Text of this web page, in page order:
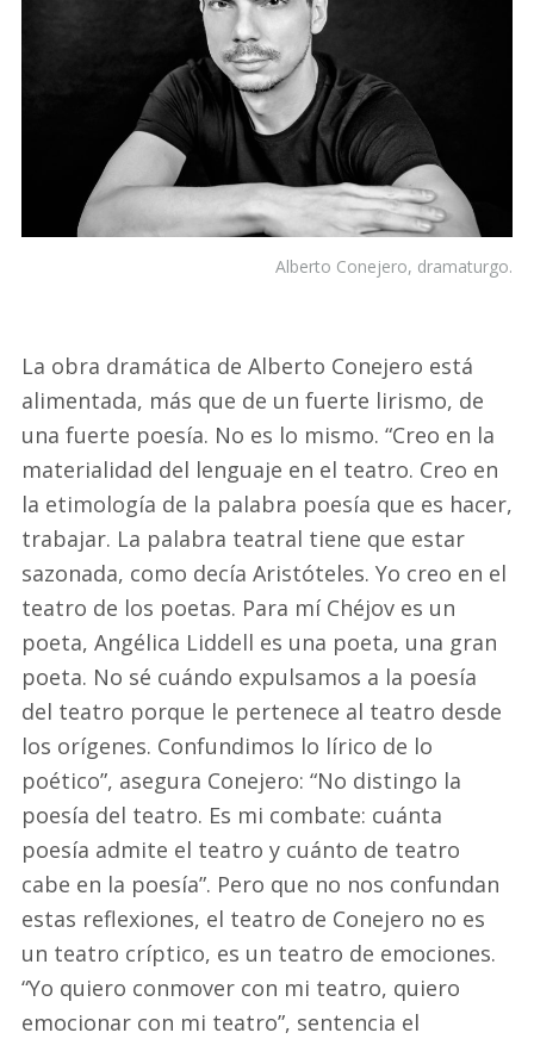
Alberto Conejero, dramaturgo.
La obra dramática de Alberto Conejero está
alimentada, más que de un fuerte lirismo, de
una fuerte poesía. No es lo mismo. “Creo en la
materialidad del lenguaje en el teatro. Creo en
la etimología de la palabra poesía que es hacer,
trabajar. La palabra teatral tiene que estar
sazonada, como decía Aristóteles. Yo creo en el
teatro de los poetas. Para mí Chéjov es un
poeta, Angélica Liddell es una poeta, una gran
poeta. No sé cuándo expulsamos a la poesía
del teatro porque le pertenece al teatro desde
los orígenes. Confundimos lo lírico de lo
poético”, asegura Conejero: “No distingo la
poesía del teatro. Es mi combate: cuánta
poesía admite el teatro y cuánto de teatro
cabe en la poesía”. Pero que no nos confundan
estas reflexiones, el teatro de Conejero no es
un teatro críptico, es un teatro de emociones.
“Yo quiero conmover con mi teatro, quiero
emocionar con mi teatro”, sentencia el